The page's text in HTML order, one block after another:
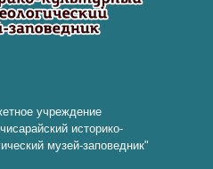
учреждение
историко-
музей-заповедник"